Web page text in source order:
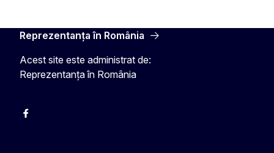
Reprezentanța în România
Acest site este administrat de:
Reprezentanța în România
Facebook